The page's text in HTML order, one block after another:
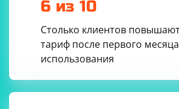
6 из 10
Столько клиентов
тариф после первого месяца
использования